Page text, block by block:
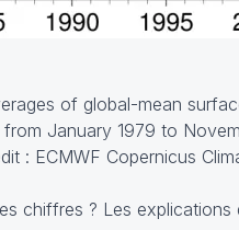
of global-mean
January 1979 to
: ECMWF Copernicus
chiffres ? Les explications